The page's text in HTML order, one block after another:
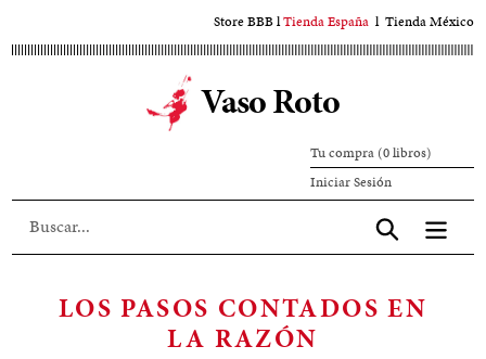
al
Store BBBlTienda España l Tienda México
Vaso Roto
Tu compra (0 libros)
Iniciar SesiónIniciar
sesión
Aceptar
LOS PASOS CONTADOS EN
LA RAZÓN